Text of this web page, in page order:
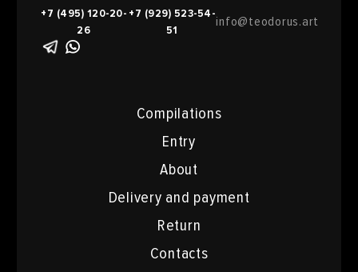
Compilations
Entry
About
Delivery and payment
Return
Contacts
+7 (495) 120-20-
26
+7 (929) 523-54-
51
info@teodorus.art